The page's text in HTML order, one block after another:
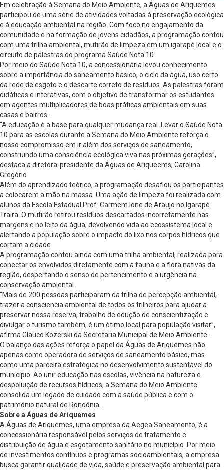
Em celebração à Semana do Meio Ambiente, a Águas de Ariquemes
participou de uma série de atividades voltadas à preservação ecológica
e à educação ambiental na região. Com foco no engajamento da
comunidade e na formação de jovens cidadãos, a programação contou
com uma trilha ambiental, mutirão de limpeza em um igarapé local e o
circuito de palestras do programa Saúde Nota 10.
Por meio do Saúde Nota 10, a concessionária levou conhecimento
sobre a importância do saneamento básico, o ciclo da água, uso certo
da rede de esgoto e o descarte correto de resíduos. As palestras foram
didáticas e interativas, com o objetivo de transformar os estudantes
em agentes multiplicadores de boas práticas ambientais em suas
casas e bairros.
“A educação é a base para qualquer mudança real. Levar o Saúde Nota
10 para as escolas durante a Semana do Meio Ambiente reforça o
nosso compromisso em ir além dos serviços de saneamento,
construindo uma consciência ecológica viva nas próximas gerações”,
destaca a diretora-presidente da Águas de Ariqueems, Carolina
Gregório.
Além do aprendizado teórico, a programação desafiou os participantes
a colocarem a mão na massa. Uma ação de limpeza foi realizada com
alunos da Escola Estadual Prof. Carmem Ione de Araujo no Igarapé
Traíra. O mutirão retirou resíduos descartados incorretamente nas
margens e no leito da água, devolvendo vida ao ecossistema local e
alertando a população sobre o impacto do lixo nos corpos hídricos que
cortam a cidade.
A programação contou ainda com uma trilha ambiental, realizada para
conectar os envolvidos diretamente com a fauna e a flora nativas da
região, despertando o senso de pertencimento e a urgência na
conservação ambiental.
“Mais de 200 pessoas participaram da trilha de percepção ambiental,
trazer a consciencia ambiental de todos os trilheiros para ajudar a
preservar nossa reserva, trabalho de edução de conscientização e
divulgar o turismo também, é um ótimo local para população visitar”,
afirma Glauco Kozerski da Secretaria Municipal de Meio Ambiente.
O balanço das ações reforça o papel da Águas de Ariquemes não
apenas como operadora de serviços de saneamento básico, mas
como uma parceira estratégica no desenvolvimento sustentável do
município. Ao unir educação nas escolas, vivência na natureza e
despoluição de recursos hídricos, a Semana do Meio Ambiente
consolida um legado de cuidado com a saúde pública e com o
patrimônio natural de Rondônia.
Sobre a Águas de Ariquemes
A Águas de Ariquemes, uma empresa da Aegea Saneamento, é a
concessionária responsável pelos serviços de tratamento e
distribuição de água e esgotamento sanitário no município. Por meio
de investimentos contínuos e programas socioambientais, a empresa
busca garantir qualidade de vida, saúde e preservação ambiental para